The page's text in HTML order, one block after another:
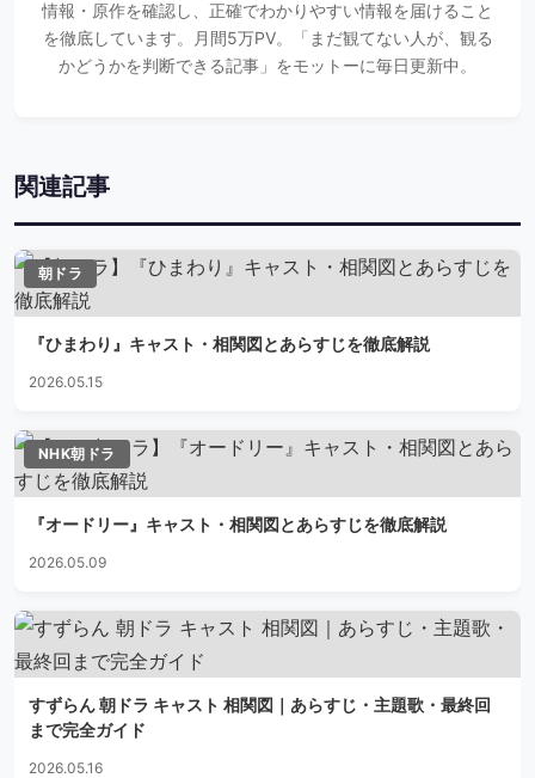
情報・原作を確認し、正確でわかりやすい情報を届けること
を徹底しています。月間5万PV。「まだ観てない人が、観る
かどうかを判断できる記事」をモットーに毎日更新中。
関連記事
朝ドラ
『ひまわり』キャスト・相関図とあらすじを徹底解説
2026.05.15
NHK朝ドラ
『オードリー』キャスト・相関図とあらすじを徹底解説
2026.05.09
すずらん 朝ドラ キャスト 相関図｜あらすじ・主題歌・最終回
まで完全ガイド
2026.05.16